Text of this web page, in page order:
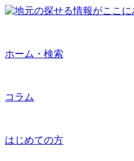
ホーム・検索
コラム
はじめての方